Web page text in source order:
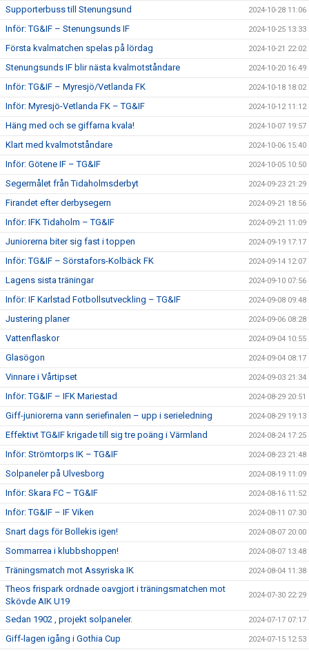
Supporterbuss till Stenungsund 2024-10-28 11:06
Inför: TG&IF – Stenungsunds IF 2024-10-25 13:33
Första kvalmatchen spelas på lördag 2024-10-21 22:02
Stenungsunds IF blir nästa kvalmotståndare 2024-10-20 16:49
Inför: TG&IF – Myresjö/Vetlanda FK 2024-10-18 18:02
Inför: Myresjö-Vetlanda FK – TG&IF 2024-10-12 11:12
Häng med och se giffarna kvala! 2024-10-07 19:57
Klart med kvalmotståndare 2024-10-06 15:40
Inför: Götene IF – TG&IF 2024-10-05 10:50
Segermålet från Tidaholmsderbyt 2024-09-23 21:29
Firandet efter derbysegern 2024-09-21 18:56
Inför: IFK Tidaholm – TG&IF 2024-09-21 11:09
Juniorerna biter sig fast i toppen 2024-09-19 17:17
Inför: TG&IF – Sörstafors-Kolbäck FK 2024-09-14 12:07
Lagens sista träningar 2024-09-10 07:56
Inför: IF Karlstad Fotbollsutveckling – TG&IF 2024-09-08 09:48
Justering planer 2024-09-06 08:28
Vattenflaskor 2024-09-04 10:55
Glasögon 2024-09-04 08:17
Vinnare i Vårtipset 2024-09-03 21:34
Inför: TG&IF – IFK Mariestad 2024-08-29 20:51
Giff-juniorerna vann seriefinalen – upp i serieledning 2024-08-29 19:13
Effektivt TG&IF krigade till sig tre poäng i Värmland 2024-08-24 17:25
Inför: Strömtorps IK – TG&IF 2024-08-23 21:48
Solpaneler på Ulvesborg 2024-08-19 11:09
Inför: Skara FC – TG&IF 2024-08-16 11:52
Inför: TG&IF – IF Viken 2024-08-11 07:30
Snart dags för Bollekis igen! 2024-08-07 20:00
Sommarrea i klubbshoppen! 2024-08-07 13:48
Träningsmatch mot Assyriska IK 2024-08-04 11:38
Theos frispark ordnade oavgjort i träningsmatchen mot
Skövde AIK U19
2024-07-30 22:29
Sedan 1902 , projekt solpaneler. 2024-07-17 07:17
Giff-lagen igång i Gothia Cup 2024-07-15 12:53